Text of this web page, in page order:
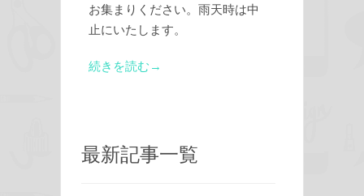
お集まりください。雨天時は中
止にいたします。
続きを読む→
最新記事一覧